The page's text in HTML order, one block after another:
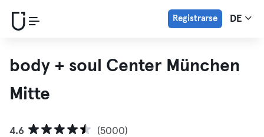
Registrarse DE
body + soul Center München
Mitte
4.6
(5000)